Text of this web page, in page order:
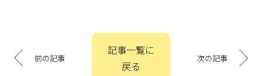
稿
ナ
前の記事
記事一覧に
戻る
次の記事